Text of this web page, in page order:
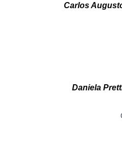
Carlos
Daniela